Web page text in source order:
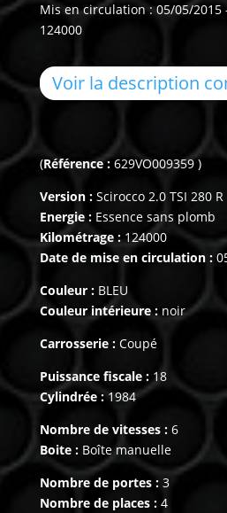
Mis en circulation : 05/05/2015
124000
Voir la description
(Référence : 629VO009359 )
Version :Scirocco 2.0 TSI 280 R
Energie :Essence sans plomb
Kilométrage :124000
Date de mise en circulation :
Couleur :BLEU
Couleur intérieure : noir
Carrosserie :Coupé
Puissance fiscale :18
Cylindrée :1984
Nombre de vitesses :6
Boite :Boîte manuelle
Nombre de portes : 3
Nombre de places :4